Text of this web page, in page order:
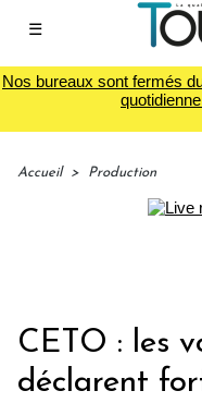
☰
Nos bureaux sont fermés
Accueil > Production
CETO : les
déclarent